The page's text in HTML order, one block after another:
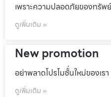
เพราะความปลอดภัยของทรั
ดูเพิ่มเติม »
New promotion
อย่าพลาดโปรโมชั้่นใหม่ของเร
ดูเพิ่มเติม »